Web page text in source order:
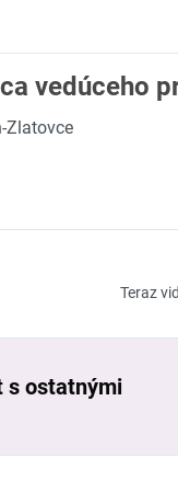
vedúceho
Zlatovce
Teraz
s ostatnými